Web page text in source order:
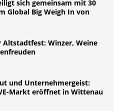
sich gemeinsam mit 30
Global Big Weigh In von
Altstadtfest: Winzer, Weine
und Unternehmergeist:
Markt eröffnet in Wittenau